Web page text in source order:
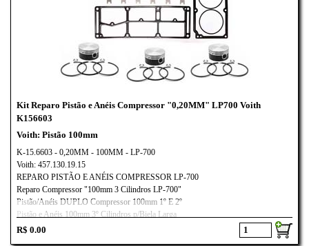
Kit Reparo Pistão e Anéis Compressor "0,20MM" LP700 Voith
K156603
Voith: Pistão 100mm
K-15.6603 - 0,20MM - 100MM - LP-700
Voith: 457.130.19.15
REPARO PISTÃO E ANÉIS COMPRESSOR LP-700
Reparo Compressor "100mm 3 Cilindros LP-700"
Pistão/Anéis DUPLO Compressor 100mm 1º E 2º
Pistão e Anéis 100mm 3º Cilindros p/Biela Larga
Aplicação:
R$ 0.00